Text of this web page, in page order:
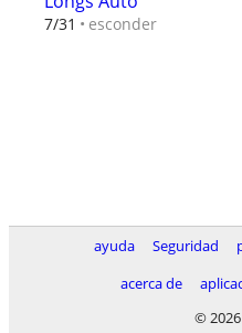
7/31 esconder
ayuda Seguridad
acerca de
©